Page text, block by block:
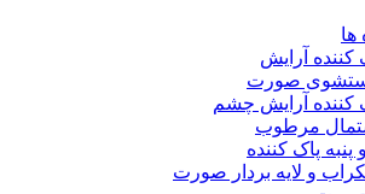
ها
کننده آرایش
صورت
کننده آرایش چشم
مرطوب
پنبه پاک کننده
و لایه بردار صورت